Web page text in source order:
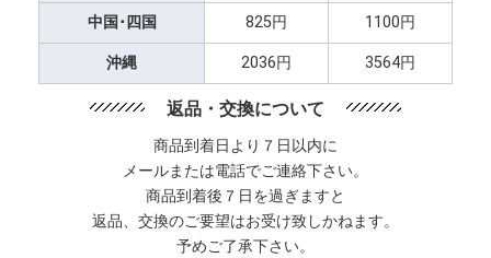
中国･四国 825円 1100円
沖縄 2036円 3564円
返品・交換について
商品到着日より７日以内に
メールまたは電話でご連絡下さい。
商品到着後７日を過ぎますと
返品、交換のご要望はお受け致しかねます。
予めご了承下さい。